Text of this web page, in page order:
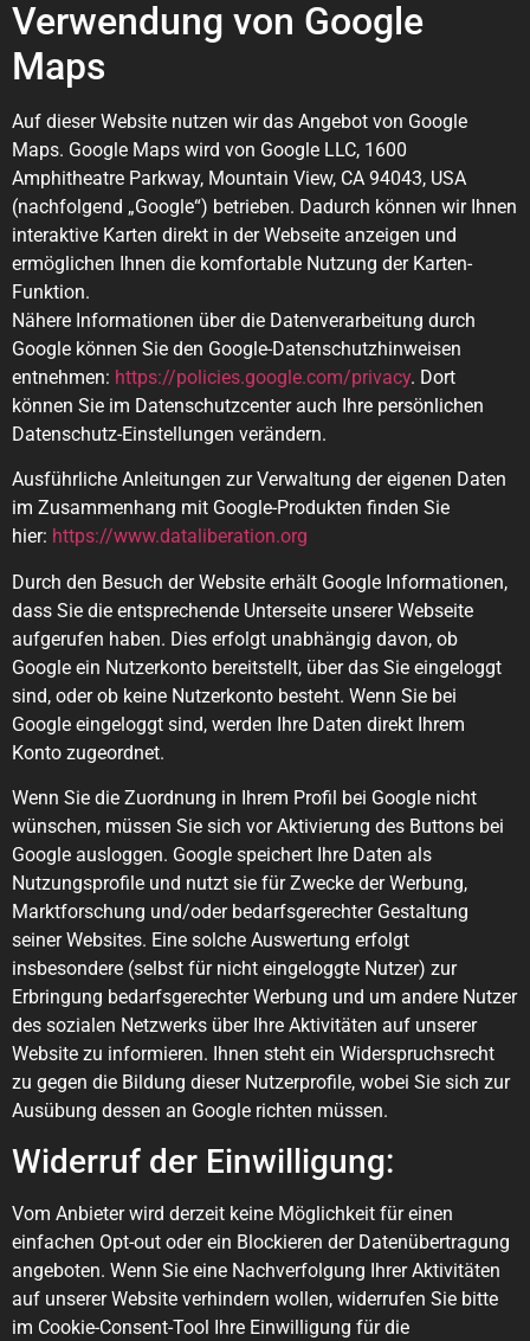
Verwendung von Google
Maps
Auf dieser Website nutzen wir das Angebot von Google
Maps. Google Maps wird von Google LLC, 1600
Amphitheatre Parkway, Mountain View, CA 94043, USA
(nachfolgend „Google“) betrieben. Dadurch können wir Ihnen
interaktive Karten direkt in der Webseite anzeigen und
ermöglichen Ihnen die komfortable Nutzung der Karten-
Funktion.
Nähere Informationen über die Datenverarbeitung durch
Google können Sie den Google-Datenschutzhinweisen
entnehmen: https://policies.google.com/privacy. Dort
können Sie im Datenschutzcenter auch Ihre persönlichen
Datenschutz-Einstellungen verändern.
Ausführliche Anleitungen zur Verwaltung der eigenen Daten
im Zusammenhang mit Google-Produkten finden Sie
hier: https://www.dataliberation.org
Durch den Besuch der Website erhält Google Informationen,
dass Sie die entsprechende Unterseite unserer Webseite
aufgerufen haben. Dies erfolgt unabhängig davon, ob
Google ein Nutzerkonto bereitstellt, über das Sie eingeloggt
sind, oder ob keine Nutzerkonto besteht. Wenn Sie bei
Google eingeloggt sind, werden Ihre Daten direkt Ihrem
Konto zugeordnet.
Wenn Sie die Zuordnung in Ihrem Profil bei Google nicht
wünschen, müssen Sie sich vor Aktivierung des Buttons bei
Google ausloggen. Google speichert Ihre Daten als
Nutzungsprofile und nutzt sie für Zwecke der Werbung,
Marktforschung und/oder bedarfsgerechter Gestaltung
seiner Websites. Eine solche Auswertung erfolgt
insbesondere (selbst für nicht eingeloggte Nutzer) zur
Erbringung bedarfsgerechter Werbung und um andere Nutzer
des sozialen Netzwerks über Ihre Aktivitäten auf unserer
Website zu informieren. Ihnen steht ein Widerspruchsrecht
zu gegen die Bildung dieser Nutzerprofile, wobei Sie sich zur
Ausübung dessen an Google richten müssen.
Widerruf der Einwilligung:
Vom Anbieter wird derzeit keine Möglichkeit für einen
einfachen Opt-out oder ein Blockieren der Datenübertragung
angeboten. Wenn Sie eine Nachverfolgung Ihrer Aktivitäten
auf unserer Website verhindern wollen, widerrufen Sie bitte
im Cookie-Consent-Tool Ihre Einwilligung für die